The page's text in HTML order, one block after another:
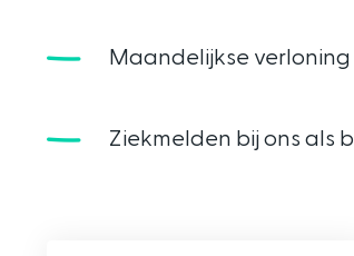
Maandelijkse
Ziekmelden bij ons als